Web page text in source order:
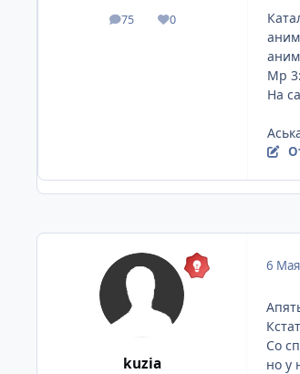
75
посты 0
Репутация
Мр 3:
На
kuzia
6
Со
но у